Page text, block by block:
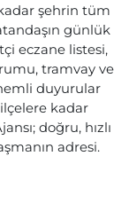
şehrin tüm
günlük
eczane listesi,
tramvay ve
duyurular
kadar
doğru, hızlı
adresi.